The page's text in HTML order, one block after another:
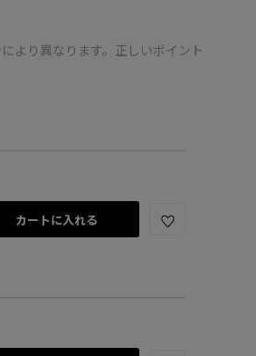
より異なります。正しいポイント
カートに入れる